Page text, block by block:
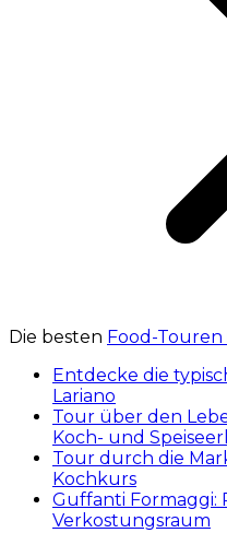
Die besten Food-Touren
Entdecke die
Lariano
Tour über den
Koch- und
Tour durch die
Kochkurs
Guffanti Formaggi:
Verkostungsraum